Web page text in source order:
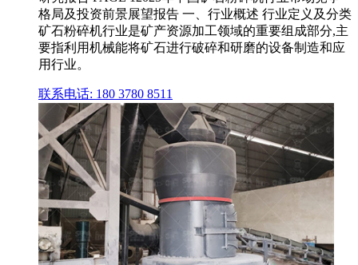
格局及投资前景展望报告 一、行业概述 行业定义及分类
矿石粉碎机行业是矿产资源加工领域的重要组成部分,主
要指利用机械能将矿石进行破碎和研磨的设备制造和应
用行业。
联系电话: 180 3780 8511